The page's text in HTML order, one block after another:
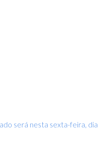
será nesta sexta-feira, dia